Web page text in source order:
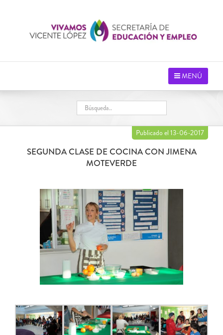
MENÚ
Publicado el 13-06-2017
SEGUNDA CLASE DE COCINA CON JIMENA
MOTEVERDE